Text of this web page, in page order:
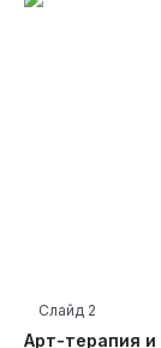
Арт-терапия и
Слайд 2